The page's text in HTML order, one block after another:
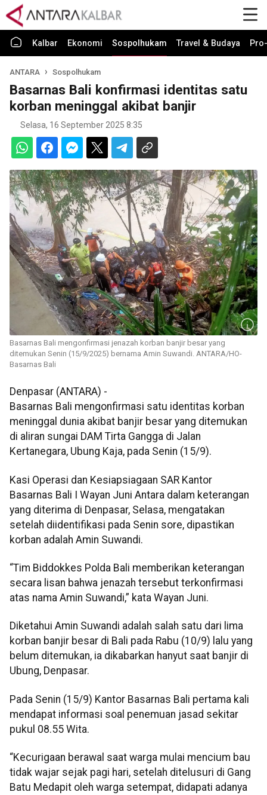
Kalbar Ekonomi Sospolhukam Travel & Budaya
ANTARA Sospolhukam
Basarnas Bali konfirmasi identitas satu
korban meninggal akibat banjir
Selasa, 16 September 2025 8:35
Basarnas Bali mengonfirmasi jenazah korban banjir besar yang
ditemukan Senin (15/9/2025) bernama Amin Suwandi. ANTARA/HO-
Basarnas Bali
Denpasar (ANTARA) -
Basarnas Bali mengonfirmasi satu identitas korban
meninggal dunia akibat banjir besar yang ditemukan
di aliran sungai DAM Tirta Gangga di Jalan
Kertanegara, Ubung Kaja, pada Senin (15/9).
Kasi Operasi dan Kesiapsiagaan SAR Kantor
Basarnas Bali I Wayan Juni Antara dalam keterangan
yang diterima di Denpasar, Selasa, mengatakan
setelah diidentifikasi pada Senin sore, dipastikan
korban adalah Amin Suwandi.
“Tim Biddokkes Polda Bali memberikan keterangan
secara lisan bahwa jenazah tersebut terkonfirmasi
atas nama Amin Suwandi,” kata Wayan Juni.
Diketahui Amin Suwandi adalah salah satu dari lima
korban banjir besar di Bali pada Rabu (10/9) lalu yang
belum ditemukan, ia dikabarkan hanyut saat banjir di
Ubung, Denpasar.
Pada Senin (15/9) Kantor Basarnas Bali pertama kali
mendapat informasi soal penemuan jasad sekitar
pukul 08.55 Wita.
“Kecurigaan berawal saat warga mulai mencium bau
tidak wajar sejak pagi hari, setelah ditelusuri di Gang
Batu Medapit oleh warga setempat, didapati adanya